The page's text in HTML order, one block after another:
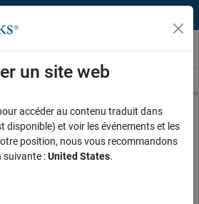
Play
System Operations -
un site web
accéder au contenu traduit dans
disponible) et voir les événements et les
position, nous vous recommandons
suivante :United States.